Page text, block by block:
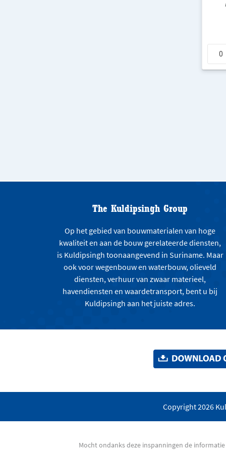
The Kuldipsingh Group
Op het gebied van bouwmaterialen van hoge
kwaliteit en aan de bouw gerelateerde diensten,
is Kuldipsingh toonaangevend in Suriname. Maar
ook voor wegenbouw en waterbouw, olieveld
diensten, verhuur van zwaar materieel,
havendiensten en waardetransport, bent u bij
Kuldipsingh aan het juiste adres.
Copyright 2026
Mocht ondanks deze inspanningen de